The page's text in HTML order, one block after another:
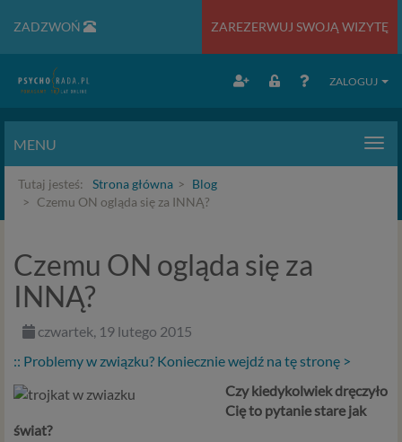
ZADZWOŃ ZAREZERWUJ SWOJĄ WIZYTĘ
ZALOGUJ
MENU
Tutaj jesteś: Strona główna
Blog
Czemu ON ogląda się za INNĄ?
Czemu ON ogląda się za
INNĄ?
czwartek, 19 lutego 2015
:: Problemy w związku? Koniecznie wejdź na tę stronę >
Czy kiedykolwiek dręczyło
Cię to pytanie stare jak
świat?